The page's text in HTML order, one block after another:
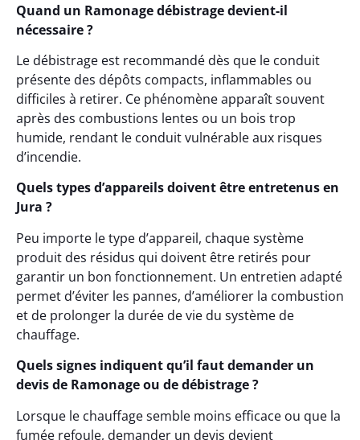
Quand un Ramonage débistrage devient-il
nécessaire ?
Le débistrage est recommandé dès que le conduit
présente des dépôts compacts, inflammables ou
difficiles à retirer. Ce phénomène apparaît souvent
après des combustions lentes ou un bois trop
humide, rendant le conduit vulnérable aux risques
d’incendie.
Quels types d’appareils doivent être entretenus en
Jura ?
Peu importe le type d’appareil, chaque système
produit des résidus qui doivent être retirés pour
garantir un bon fonctionnement. Un entretien adapté
permet d’éviter les pannes, d’améliorer la combustion
et de prolonger la durée de vie du système de
chauffage.
Quels signes indiquent qu’il faut demander un
devis de Ramonage ou de débistrage ?
Lorsque le chauffage semble moins efficace ou que la
fumée refoule, demander un devis devient